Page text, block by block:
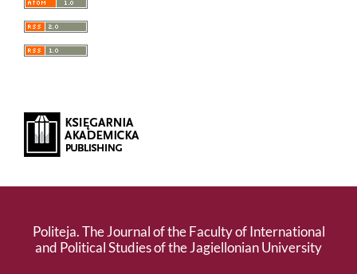
Politeja. The Journal of the Faculty of International
and Political Studies of the Jagiellonian University